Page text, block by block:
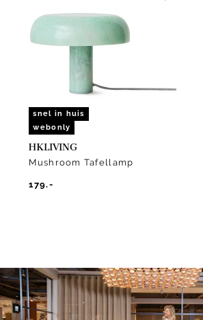
snel in huis
webonly
HKLIVING
Mushroom Tafellamp
179.-